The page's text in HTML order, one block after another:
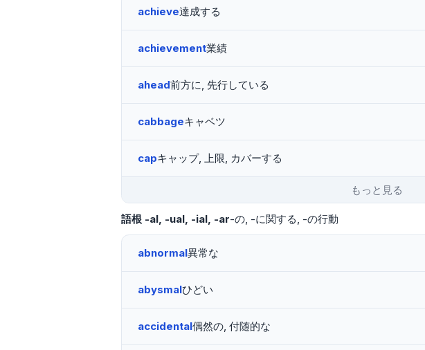
achieve達成する
achievement業績
ahead前方に, 先行している
cabbageキャベツ
capキャップ, 上限, カバーする
もっと見る
語根 -al -ual -ial -ar-の -に関する -の行動
abnormal異常な
abysmalひどい
accidental偶然の, 付随的な